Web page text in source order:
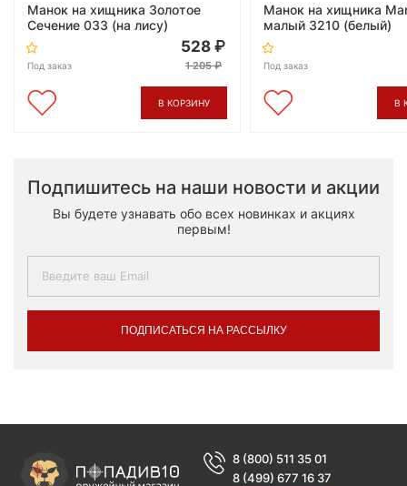
Манок на хищника Золотое
Сечение 033 (на лису)
Под заказ
528
1 205
В КОРЗИНУ
Манок на хищника
малый 3210 (белый)
Под заказ
В
Подпишитесь на наши новости и акции
Вы будете узнавать обо всех новинках и акциях
первым!
ПОДПИСАТЬСЯ НА РАССЫЛКУ
8 (800) 511 35 01
8 (499) 677 16 37